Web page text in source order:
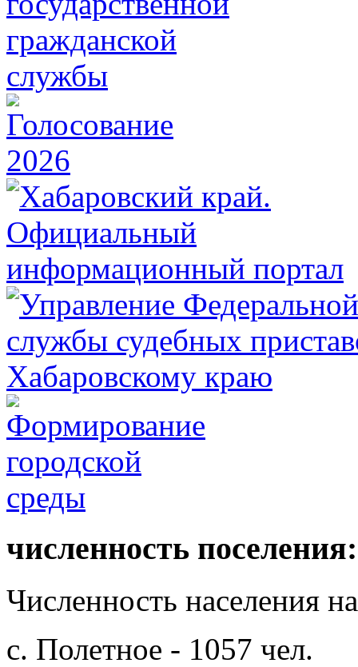
численность поселения:
Численность населения
с. Полетное - 1057 чел.